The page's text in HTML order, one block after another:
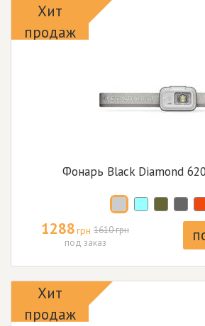
Хит
продаж
Фонарь Black Diamond
1288грн 1610 грн
под заказ
Хит
продаж